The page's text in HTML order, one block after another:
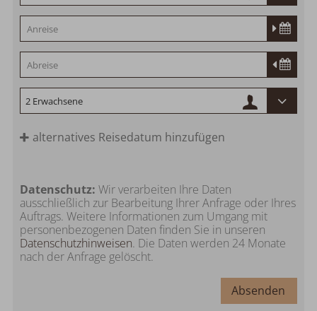
alternatives Reisedatum hinzufügen
Datenschutz:Wir verarbeiten Ihre Daten
ausschließlich zur Bearbeitung Ihrer Anfrage oder Ihres
Auftrags. Weitere Informationen zum Umgang mit
personenbezogenen Daten finden Sie in unseren
Datenschutzhinweisen. Die Daten werden 24 Monate
nach der Anfrage gelöscht.
Absenden